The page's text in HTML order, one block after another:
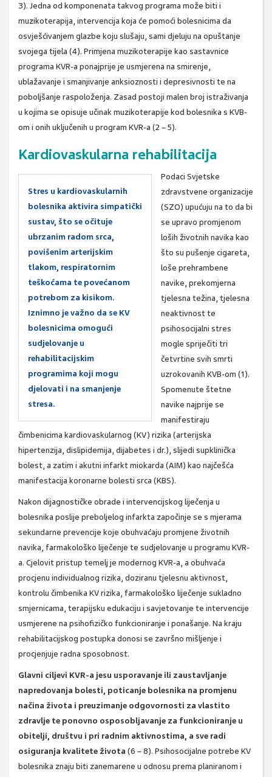
3). Jedna od komponenata takvog programa može biti i
muzikoterapija, intervencija koja će pomoći bolesnicima da
osvješćivanjem glazbe koju slušaju, sami djeluju na opuštanje
svojega tijela (4). Primjena muzikoterapije kao sastavnice
programa KVR-a ponajprije je usmjerena na smirenje,
ublažavanje i smanjivanje anksioznosti i depresivnosti te na
poboljšanje raspoloženja. Zasad postoji malen broj istraživanja
u kojima se opisuje učinak muzikoterapije kod bolesnika s KVB-
om i onih uključenih u program KVR-a (2 – 5).
Kardiovaskularna rehabilitacija
Stres u kardiovaskularnih
bolesnika aktivira simpatički
sustav, što se očituje
ubrzanim radom srca,
povišenim arterijskim
tlakom, respiratornim
teškoćama te povećanom
potrebom za kisikom.
Iznimno je važno da se KV
bolesnicima omogući
sudjelovanje u
rehabilitacijskim
programima koji mogu
djelovati i na smanjenje
stresa.
Podaci Svjetske
zdravstvene organizacije
(SZO) upućuju na to da bi
se upravo promjenom
loših životnih navika kao
što su pušenje cigareta,
loše prehrambene
navike, prekomjerna
tjelesna težina, tjelesna
neaktivnost te
psihosocijalni stres
mogle spriječiti tri
četvrtine svih smrti
uzrokovanih KVB-om (1).
Spomenute štetne
navike najprije se
manifestiraju
čimbenicima kardiovaskularnog (KV) rizika (arterijska
hipertenzija, dislipidemija, dijabetes i dr.), slijedi supklinička
bolest, a zatim i akutni infarkt miokarda (AIM) kao najčešća
manifestacija koronarne bolesti srca (KBS).
Nakon dijagnostičke obrade i intervencijskog liječenja u
bolesnika poslije preboljelog infarkta započinje se s mjerama
sekundarne prevencije koje obuhvaćaju promjene životnih
navika, farmakološko liječenje te sudjelovanje u programu KVR-
a. Cjelovit pristup temelj je modernog KVR-a, a obuhvaća
procjenu individualnog rizika, doziranu tjelesnu aktivnost,
kontrolu čimbenika KV rizika, farmakološko liječenje sukladno
smjernicama, terapijsku edukaciju i savjetovanje te intervencije
usmjerene na psihofizičko funkcioniranje i ponašanje. Na kraju
rehabilitacijskog postupka donosi se završno mišljenje i
procjenjuje radna sposobnost.
Glavni ciljevi KVR-a jesu usporavanje ili zaustavljanje
napredovanja bolesti, poticanje bolesnika na promjenu
načina života i preuzimanje odgovornosti za vlastito
zdravlje te ponovno osposobljavanje za funkcioniranje u
obitelji, društvu i pri radnim aktivnostima, a sve radi
osiguranja kvalitete života (6 – 8). Psihosocijalne potrebe KV
bolesnika znaju biti zanemarene u odnosu prema planiranom i